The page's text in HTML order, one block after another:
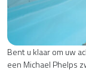
Bent u klaar om uw
een Michael Phelps